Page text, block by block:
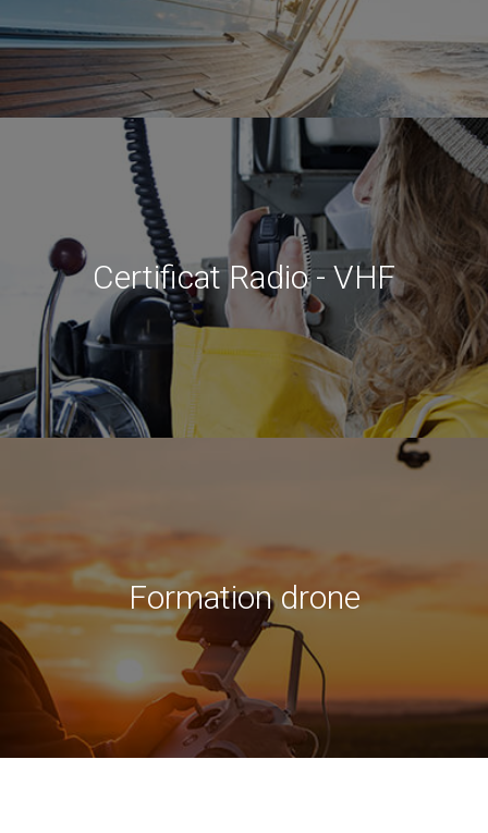
Certificat Radio - VHF
Formation drone